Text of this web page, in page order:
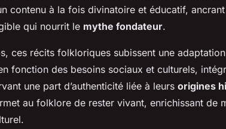
contenu à la fois divinatoire et éducatif,
qui nourrit le mythe fondateur.
ces récits folkloriques subissent une
fonction des besoins sociaux et culturels,
une part d’authenticité liée à leurs origines
au folklore de rester vivant, enrichissant de